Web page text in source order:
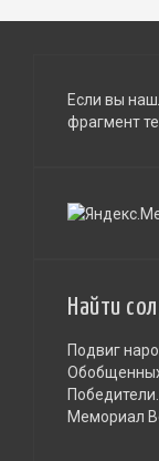
Если вы
фрагмент
Найти
Подвиг
Мемориал